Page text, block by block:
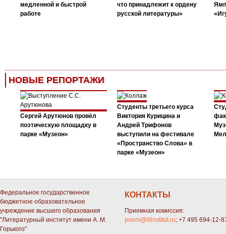
медленной и быстрой
работе
что принадлежит к ордену
русской литературы»
НОВЫЕ РЕПОРТАЖИ
Сергей Арутюнов провёл
поэтическую площадку в
парке «Музеон»
Студенты третьего курса
Виктория Курицина и
Андрей Трифонов
выступили на фестивале
«Пространство Слова» в
парке «Музеон»
Федеральное государственное
бюджетное образовательное
учреждение высшего образования
"Литературный институт имени А. М.
Горького"
КОНТАКТЫ
Приемная комиссия:
priem@litinstitut.ru; +7 495 694-12-